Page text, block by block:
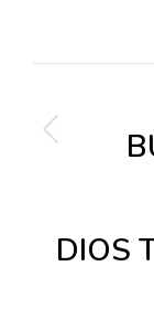
DIOS